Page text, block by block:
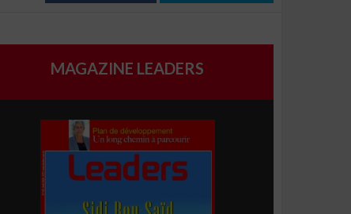
MAGAZINE LEADERS